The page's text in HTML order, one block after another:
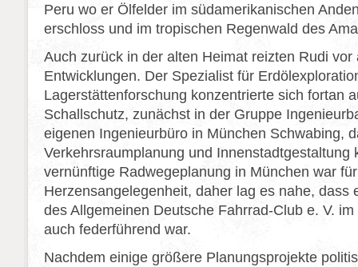
Peru wo er Ölfelder im südamerikanischen
erschloss und im tropischen Regenwald des
Auch zurück in der alten Heimat reizten Rudi vor
Entwicklungen. Der Spezialist für
Lagerstättenforschung konzentrierte sich fortan
Schallschutz, zunächst in der Gruppe
eigenen Ingenieurbüro in München Schwabing,
Verkehrsraumplanung und Innenstadtgestaltung
vernünftige Radwegeplanung in München war
Herzensangelegenheit, daher lag es nahe, dass
des Allgemeinen Deutsche Fahrrad-Club e. V.
auch federführend war.
Nachdem einige größere Planungsprojekte